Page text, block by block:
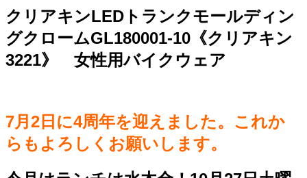
クリアキンLEDトランクモールディン
グクロームGL180001-10《クリアキン
3221》 女性用バイクウェア
7月2日に4周年を迎えました。これか
らもよろしくお願いします。